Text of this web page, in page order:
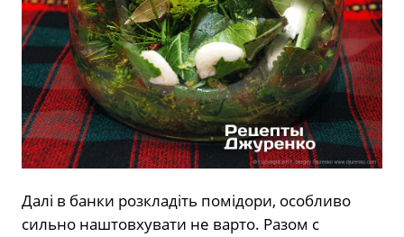
Далі в банки розкладіть помідори, особливо
сильно наштовхувати не варто. Разом c